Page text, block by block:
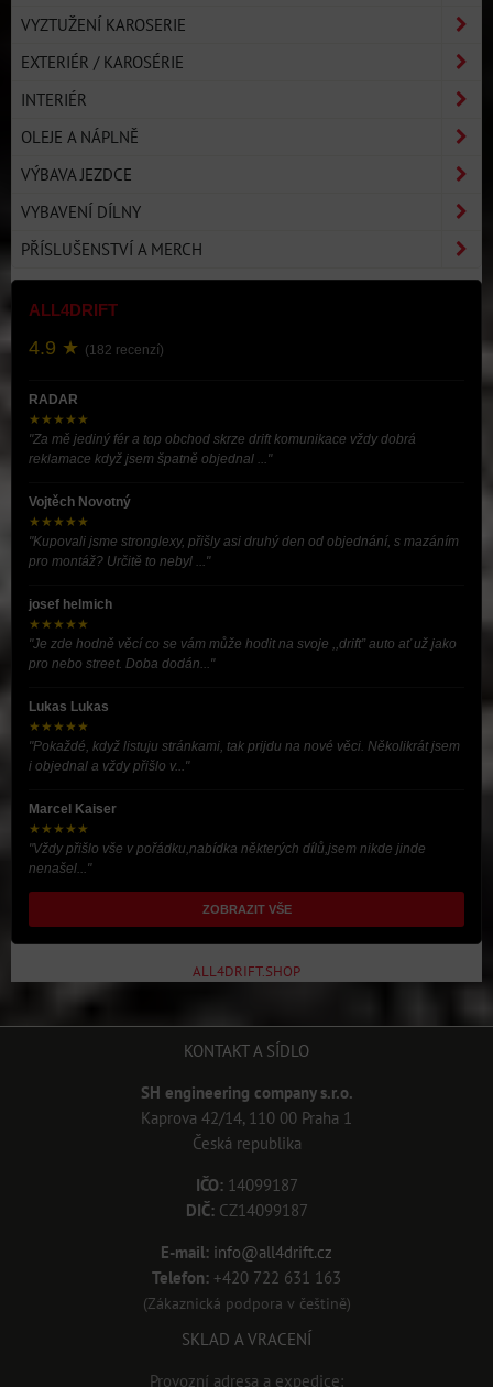
VYZTUŽENÍ KAROSERIE
EXTERIÉR / KAROSÉRIE
INTERIÉR
OLEJE A NÁPLNĚ
VÝBAVA JEZDCE
VYBAVENÍ DÍLNY
PŘÍSLUŠENSTVÍ A MERCH
ALL4DRIFT
4.9 ★ (182 recenzí)
RADAR
★★★★★
"Za mě jediný fér a top obchod skrze drift komunikace vždy dobrá
reklamace když jsem špatně objednal ..."
Vojtěch Novotný
★★★★★
"Kupovali jsme stronglexy, přišly asi druhý den od objednání, s mazáním
pro montáž? Určitě to nebyl ..."
josef helmich
★★★★★
"Je zde hodně věcí co se vám může hodit na svoje ,,drift” auto ať už jako
pro nebo street. Doba dodán..."
Lukas Lukas
★★★★★
"Pokaždé, když listuju stránkami, tak prijdu na nové věci. Několikrát jsem
i objednal a vždy přišlo v..."
Marcel Kaiser
★★★★★
"Vždy přišlo vše v pořádku,nabídka některých dílů,jsem nikde jinde
nenašel..."
ZOBRAZIT VŠE
ALL4DRIFT.SHOP
KONTAKT A SÍDLO
SH engineering company s.r.o.
Kaprova 42/14, 110 00 Praha 1
Česká republika
IČO:14099187
DIČ:CZ14099187
E-mail: info@all4drift.cz
Telefon: +420 722 631 163
(Zákaznická podpora v češtině)
SKLAD A VRACENÍ
Provozní adresa a expedice: